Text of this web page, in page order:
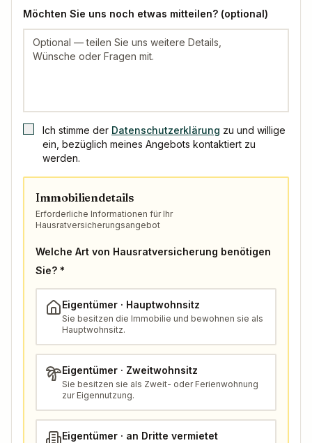
Möchten Sie uns noch etwas mitteilen? (optional)
Ich stimme der Datenschutzerklärung zu und willige
ein, bezüglich meines Angebots kontaktiert zu
werden.
Immobiliendetails
Erforderliche Informationen für Ihr
Hausratversicherungsangebot
Welche Art von Hausratversicherung benötigen
Sie? *
Eigentümer · Hauptwohnsitz
Sie besitzen die Immobilie und bewohnen sie als
Hauptwohnsitz.
Eigentümer · Zweitwohnsitz
Sie besitzen sie als Zweit- oder Ferienwohnung
zur Eigennutzung.
Eigentümer · an Dritte vermietet